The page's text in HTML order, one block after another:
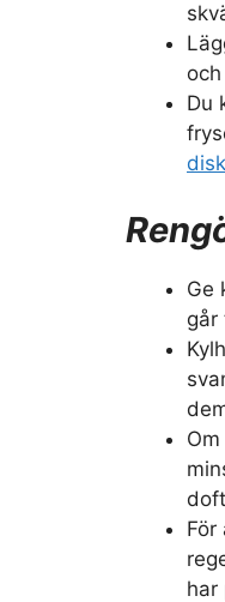
Du
Ge
går
har